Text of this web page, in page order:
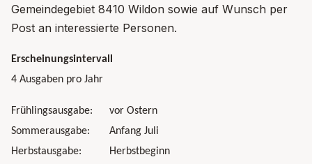
Gemeindegebiet 8410 Wildon sowie auf Wunsch per
Post an interessierte Personen.
Erscheinungsintervall
4 Ausgaben pro Jahr
Frühlingsausgabe: vor Ostern
Sommerausgabe: Anfang Juli
Herbstausgabe: Herbstbeginn